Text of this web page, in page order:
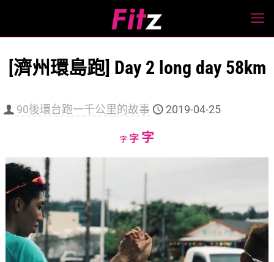
[濟州環島跑] Day 2 long day 58km
90後環台跑一千公里的故事 2019-04-25
字Decrease
字Reset
字Increase